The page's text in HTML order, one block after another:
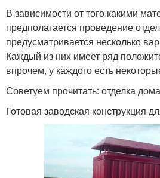
В зависимости от того какими
предполагается проведение
предусматривается несколько
Каждый из них имеет ряд
впрочем, у каждого есть
Советуем прочитать: отделка
Готовая заводская конструкция